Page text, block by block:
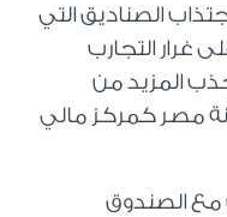
الصناديق التي
غرار التجارب
المزيد من
مصر كمركز مالي
مع الصندوق